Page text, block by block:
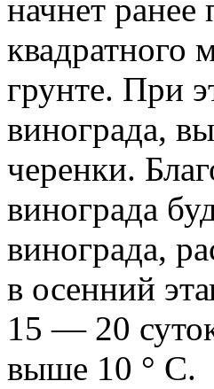
начнет
квадратного
грунте. При
винограда,
черенки.
винограда
винограда,
в осенний
15 — 20
выше 10 ° С.